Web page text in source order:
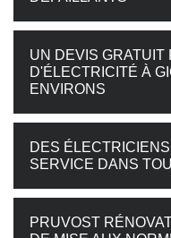
UN DEVIS GRATUIT
D'ÉLECTRICITÉ À
ENVIRONS
DES
SERVICE DANS
PRUVOST